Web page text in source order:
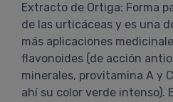
Extracto de Ortiga: Forma
de las urticáceas y es una
más aplicaciones
flavonoides (de acción
minerales, provitamina A y
ahí su color verde intenso).